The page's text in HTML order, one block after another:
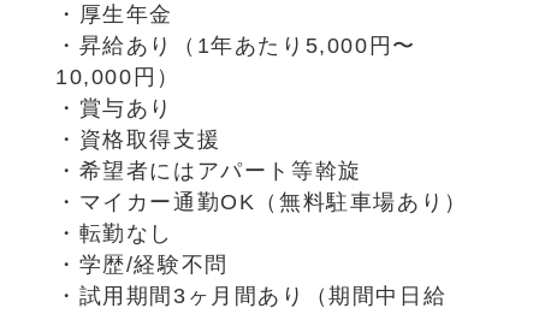
・厚生年金
・昇給あり（1年あたり5,000円〜
10,000円）
・賞与あり
・資格取得支援
・希望者にはアパート等斡旋
・マイカー通勤OK（無料駐車場あり）
・転勤なし
・学歴/経験不問
・試用期間3ヶ月間あり（期間中日給